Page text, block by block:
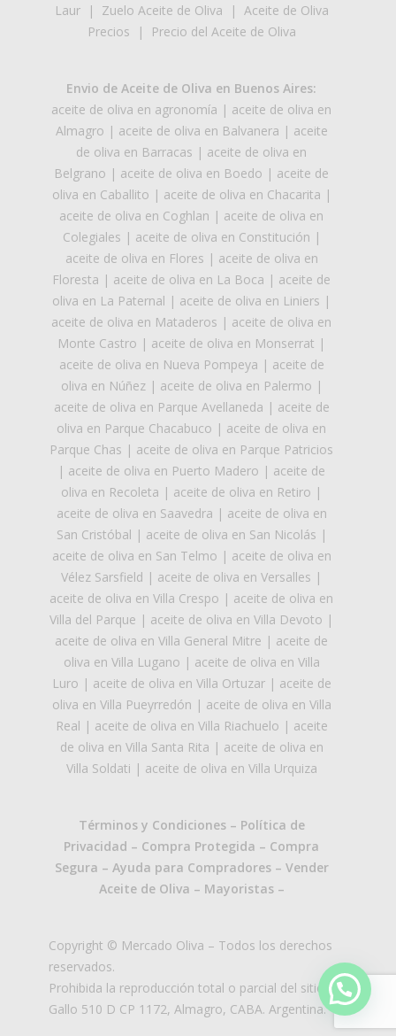
Laur| Zuelo Aceite de Oliva | Aceite de Oliva
Precios | Precio del Aceite de Oliva
Envio de Aceite de Oliva en Buenos Aires:
aceite de oliva en agronomía | aceite de oliva en
Almagro | aceite de oliva en Balvanera | aceite
de oliva en Barracas | aceite de oliva en
Belgrano | aceite de oliva en Boedo | aceite de
oliva en Caballito | aceite de oliva en Chacarita |
aceite de oliva en Coghlan | aceite de oliva en
Colegiales | aceite de oliva en Constitución |
aceite de oliva en Flores | aceite de oliva en
Floresta | aceite de oliva en La Boca | aceite de
oliva en La Paternal | aceite de oliva en Liniers |
aceite de oliva en Mataderos | aceite de oliva en
Monte Castro | aceite de oliva en Monserrat |
aceite de oliva en Nueva Pompeya | aceite de
oliva en Núñez| aceite de oliva en Palermo |
aceite de oliva en Parque Avellaneda | aceite de
oliva en Parque Chacabuco | aceite de oliva en
Parque Chas | aceite de oliva en Parque Patricios
| aceite de oliva en Puerto Madero | aceite de
oliva en Recoleta | aceite de oliva en Retiro |
aceite de oliva en Saavedra | aceite de oliva en
San Cristóbal | aceite de oliva en San Nicolás |
aceite de oliva en San Telmo | aceite de oliva en
Vélez Sarsfield | aceite de oliva en Versalles |
aceite de oliva en Villa Crespo | aceite de oliva en
Villa del Parque | aceite de oliva en Villa Devoto |
aceite de oliva en Villa General Mitre | aceite de
oliva en Villa Lugano | aceite de oliva en Villa
Luro | aceite de oliva en Villa Ortuzar| aceite de
oliva en Villa Pueyrredón | aceite de oliva en Villa
Real | aceite de oliva en Villa Riachuelo | aceite
de oliva en Villa Santa Rita | aceite de oliva en
Villa Soldati | aceite de oliva en Villa Urquiza
Términos y Condiciones– Política de
Privacidad – Compra Protegida – Compra
Segura – Ayuda para Compradores– Vender
Aceite de Oliva – Mayoristas–
Copyright © Mercado Oliva – Todos los derechos
reservados.
Prohibida la reproducción total o parcial del sitio.
Gallo 510 D CP 1172, Almagro, CABA. Argentina.